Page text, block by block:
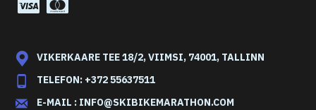
VIKERKAARE TEE 18/2, VIIMSI, 74001, TALLINN
TELEFON: +372 55637511
E-MAIL : INFO@SKIBIKEMARATHON.COM